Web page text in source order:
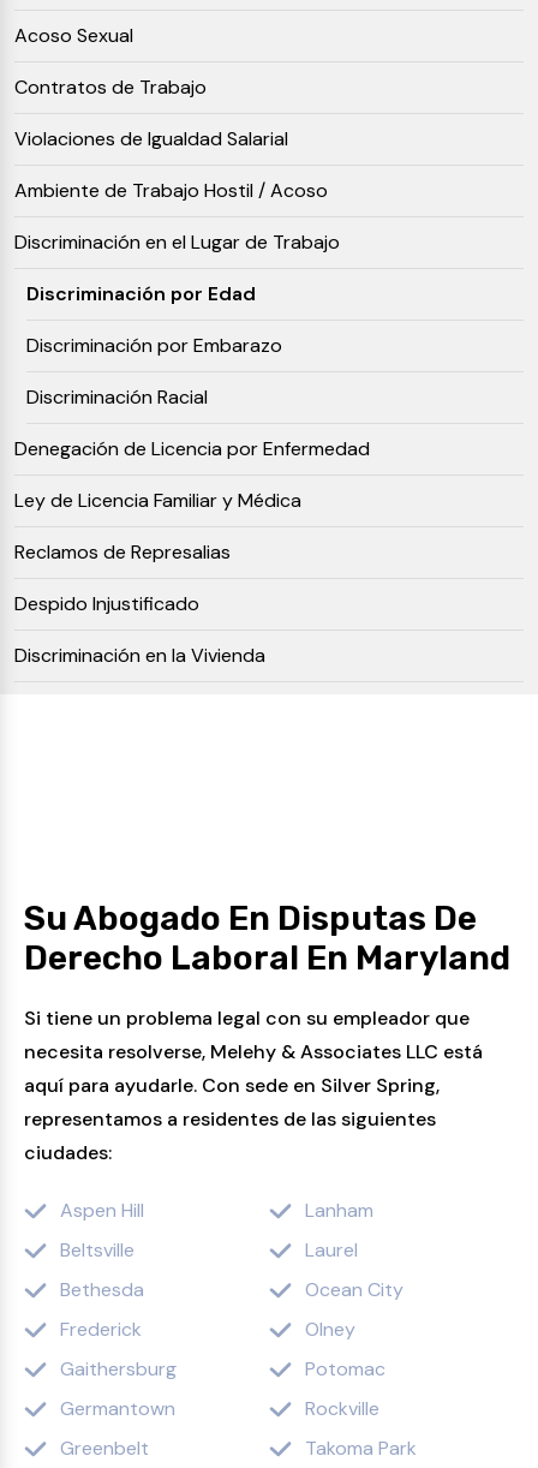
Acoso Sexual
Contratos de Trabajo
Violaciones de Igualdad Salarial
Ambiente de Trabajo Hostil / Acoso
Discriminación en el Lugar de Trabajo
Discriminación por Edad
Discriminación por Embarazo
Discriminación Racial
Denegación de Licencia por Enfermedad
Ley de Licencia Familiar y Médica
Reclamos de Represalias
Despido Injustificado
Discriminación en la Vivienda
Su Abogado En Disputas De
Derecho Laboral En Maryland
Si tiene un problema legal con su empleador que
necesita resolverse, Melehy & Associates LLC está
aquí para ayudarle. Con sede en Silver Spring,
representamos a residentes de las siguientes
ciudades:
Aspen Hill
Beltsville
Bethesda
Frederick
Gaithersburg
Germantown
Greenbelt
Lanham
Laurel
Ocean City
Olney
Potomac
Rockville
Takoma Park